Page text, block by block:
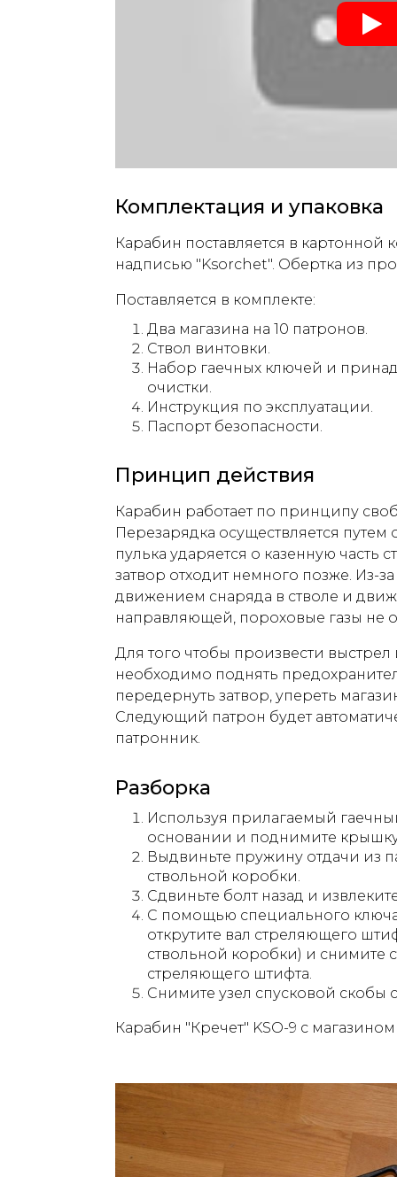
Комплектация и упаковка
Карабин поставляется в
надписью "Ksorchet". Обертка из
Поставляется в комплекте:
Два магазина на 10 патронов.
Ствол винтовки.
Набор гаечных ключей и
очистки.
Инструкция по эксплуатации.
Паспорт безопасности.
Принцип действия
Карабин работает по принципу
Перезарядка осуществляется путем
пулька ударяется о казенную часть
затвор отходит немного позже. Из-
движением снаряда в стволе и
направляющей, пороховые газы не
Для того чтобы произвести выстрел
необходимо поднять
передернуть затвор, упереть
Следующий патрон будет
патронник.
Разборка
Используя прилагаемый
основании и поднимите
Выдвиньте пружину отдачи из
ствольной коробки.
Сдвиньте болт назад и
С помощью специального
открутите вал стреляющего
ствольной коробки) и снимите
стреляющего штифта.
Снимите узел спусковой скобы
Карабин "Кречет" KSO-9 с магазином